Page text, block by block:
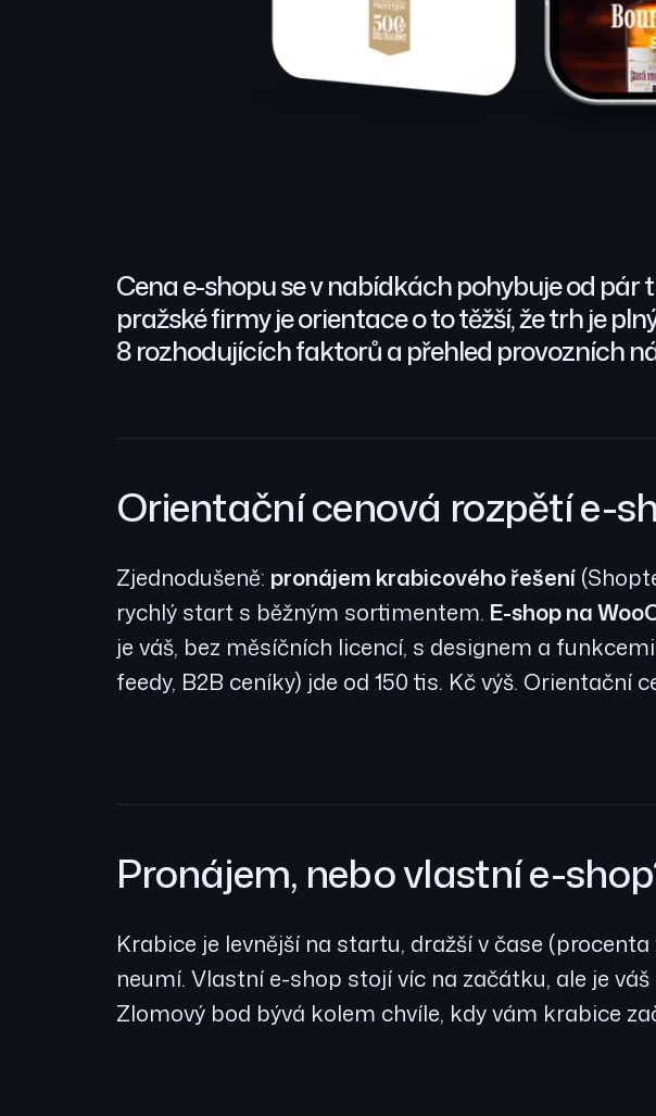
Cena e-shopu se v nabídkách pohybuje od
pražské firmy je orientace o to těžší, že trh je
8 rozhodujících faktorů a přehled provozních
Orientační cenová rozpětí e-
Zjednodušeně: pronájem krabicového řešení
rychlý start s běžným sortimentem. E-shop na
je váš, bez měsíčních licencí, s designem a
feedy, B2B ceníky) jde od 150 tis. Kč výš. Orientační
Pronájem, nebo vlastní e-
Krabice je levnější na startu, dražší v čase
neumí. Vlastní e-shop stojí víc na začátku, ale je
Zlomový bod bývá kolem chvíle, kdy vám krabice